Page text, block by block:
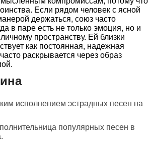
Если рядом человек с ясной
держаться, союз часто
в паре есть не только эмоция, но и
пространству. Ей близки
как постоянная, надежная
раскрывается через образ
исполнением эстрадных песен на
популярных песен в